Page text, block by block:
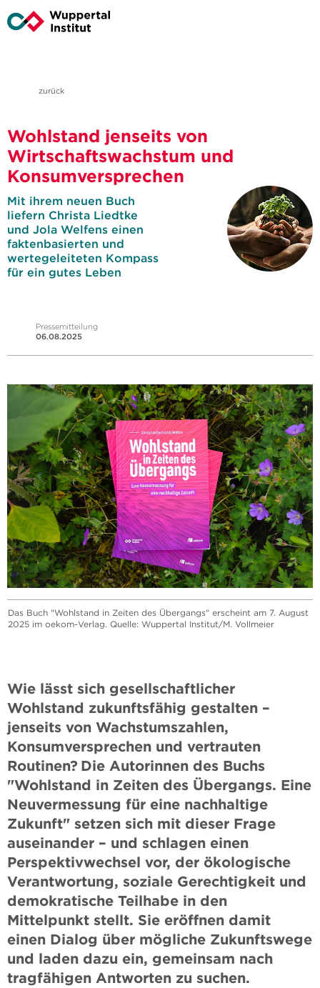
zurück
Wohlstand jenseits von
Wirtschaftswachstum und
Konsumversprechen
Mit ihrem neuen Buch
liefern Christa Liedtke
und Jola Welfens einen
faktenbasierten und
wertegeleiteten Kompass
für ein gutes Leben
Pressemitteilung
06.08.2025
Das Buch "Wohlstand in Zeiten des Übergangs" erscheint am 7. August
2025 im oekom-Verlag. Quelle: Wuppertal Institut/M. Vollmeier
Wie lässt sich gesellschaftlicher
Wohlstand zukunftsfähig gestalten –
jenseits von Wachstumszahlen,
Konsumversprechen und vertrauten
Routinen? Die Autorinnen des Buchs
"Wohlstand in Zeiten des Übergangs. Eine
Neuvermessung für eine nachhaltige
Zukunft" setzen sich mit dieser Frage
auseinander – und schlagen einen
Perspektivwechsel vor, der ökologische
Verantwortung, soziale Gerechtigkeit und
demokratische Teilhabe in den
Mittelpunkt stellt. Sie eröffnen damit
einen Dialog über mögliche Zukunftswege
und laden dazu ein, gemeinsam nach
tragfähigen Antworten zu suchen.